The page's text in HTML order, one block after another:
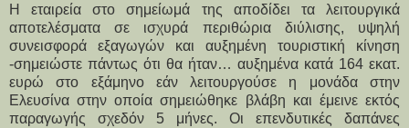
Η εταιρεία στο σημείωμά της αποδίδει τα λειτουργικά
αποτελέσματα σε ισχυρά περιθώρια διύλισης, υψηλή
συνεισφορά εξαγωγών και αυξημένη τουριστική κίνηση
-σημειώστε πάντως ότι θα ήταν… αυξημένα κατά 164 εκατ.
ευρώ στο εξάμηνο εάν λειτουργούσε η μονάδα στην
Ελευσίνα στην οποία σημειώθηκε βλάβη και έμεινε εκτός
παραγωγής σχεδόν 5 μήνες. Οι επενδυτικές δαπάνες